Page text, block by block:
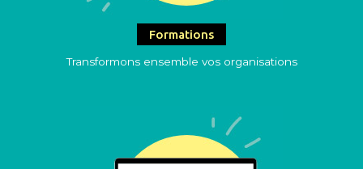
Formations
Transformons ensemble vos organisations